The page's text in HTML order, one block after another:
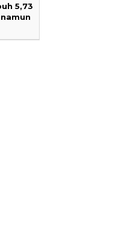
5,73